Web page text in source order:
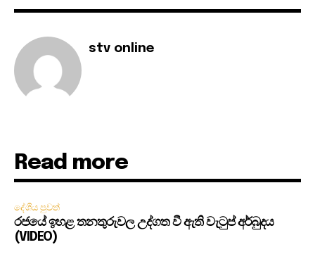
stv online
Read more
දේශීය පුවත්
රජයේ ඉහළ තනතුරුවල උද්ගත වී ඇති වැටුප් අර්බුදය
(VIDEO)